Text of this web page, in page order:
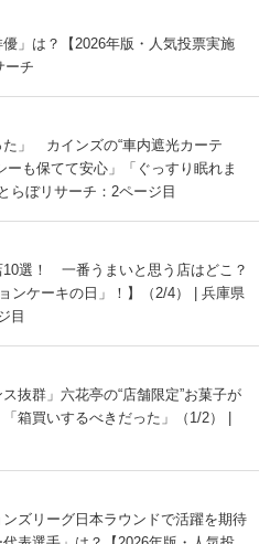
」は？【2026年版・人気投票実施
ーチ
た」 カインズの“車内遮光カーテ
も保てて安心」「ぐっすり眠れま
らぼリサーチ：2ページ目
選！ 一番うまいと思う店はどこ？
ンケーキの日」！】（2/4） | 兵庫県
目
抜群」六花亭の“店舗限定”お菓子が
箱買いするべきだった」（1/2） |
ンズリーグ日本ラウンドで活躍を期待